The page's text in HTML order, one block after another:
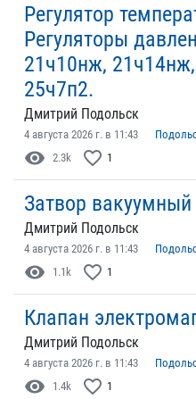
Регулятор
Регуляторы
21ч10нж,
25ч7п2.
Дмитрий Подольск
4 августа 2026 г. в 11:43
visibility 2.3k favorite_border 1
Затвор
Дмитрий Подольск
4 августа 2026 г. в 11:43
visibility 1.1k favorite_border 1
Клапан
Дмитрий Подольск
4 августа 2026 г. в 11:43
visibility 1.4k favorite_border 1